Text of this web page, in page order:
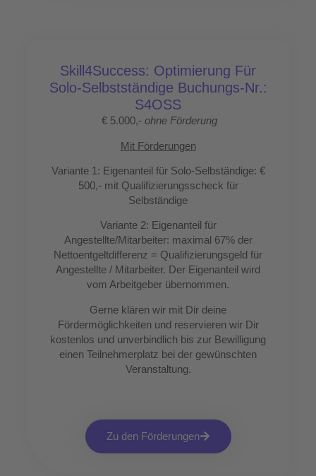
Skill4Success: Optimierung Für
Solo-Selbstständige Buchungs-Nr.:
S4OSS
€ 5.000,- ohne Förderung
Mit Förderungen
Variante 1: Eigenanteil für Solo-Selbständige: €
500,- mit Qualifizierungsscheck für
Selbständige
Variante 2: Eigenanteil für
Angestellte/Mitarbeiter: maximal 67% der
Nettoentgeltdifferenz = Qualifizierungsgeld für
Angestellte / Mitarbeiter. Der Eigenanteil wird
vom Arbeitgeber übernommen.
Gerne klären wir mit Dir deine
Fördermöglichkeiten und reservieren wir Dir
kostenlos und unverbindlich bis zur Bewilligung
einen Teilnehmerplatz bei der gewünschten
Veranstaltung.
Zu den Förderungen